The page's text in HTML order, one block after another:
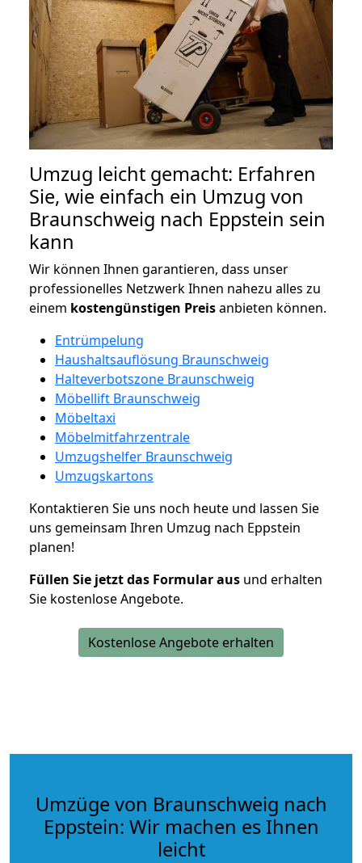
Umzug leicht gemacht: Erfahren
Sie, wie einfach ein Umzug von
Braunschweig nach Eppstein sein
kann
Wir können Ihnen garantieren, dass unser
professionelles Netzwerk Ihnen nahezu alles zu
einem kostengünstigen Preisanbieten können.
Entrümpelung
Haushaltsauflösung Braunschweig
Halteverbotszone Braunschweig
Möbellift Braunschweig
Möbeltaxi
Möbelmitfahrzentrale
Umzugshelfer Braunschweig
Umzugskartons
Kontaktieren Sie uns noch heute und lassen Sie
uns gemeinsam Ihren Umzug nach Eppstein
planen!
Füllen Sie jetzt das Formular aus und erhalten
Sie kostenlose Angebote.
Kostenlose Angebote erhalten
Umzüge von Braunschweig nach
Eppstein: Wir machen es Ihnen
leicht